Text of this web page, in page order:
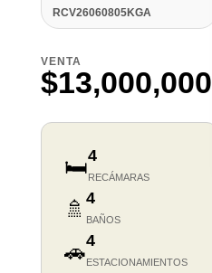
RCV26060805KGA
VENTA
$13,000,000
🛏️4
RECÁMARAS
🚿 4
BAÑOS
🚗4
ESTACIONAMIENTOS